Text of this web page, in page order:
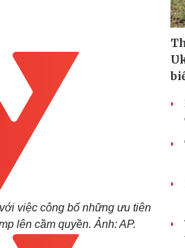
Vì cộng đồng
sĩ
trang
Việt
việc công bố những ưu tiên
lên cầm quyền. Ảnh: AP.